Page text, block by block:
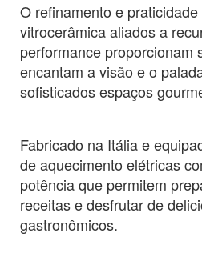
O refinamento e
vitrocerâmica aliados a
performance proporcionam
encantam a visão e o
sofisticados espaços
Fabricado na Itália e
de aquecimento elétricas
potência que permitem
receitas e desfrutar de
gastronômicos.